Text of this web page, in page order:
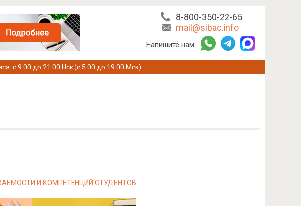
8-800-350-22-65
mail@sibac.info
Напишите нам:
с 9:00 до 21:00 Нск (с 5:00 до 19:00 Мск)
И КОМПЕТЕНЦИЙ СТУДЕНТОВ